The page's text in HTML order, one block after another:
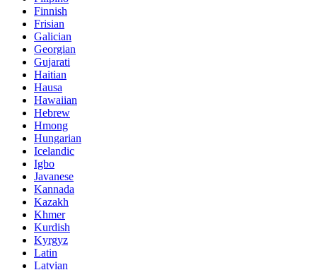
Finnish
Frisian
Galician
Georgian
Gujarati
Haitian
Hausa
Hawaiian
Hebrew
Hmong
Hungarian
Icelandic
Igbo
Javanese
Kannada
Kazakh
Khmer
Kurdish
Kyrgyz
Latin
Latvian